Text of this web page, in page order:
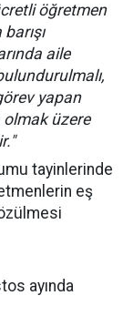
öğretmen
aile
yapan
üzere
tayinlerinde
eş
ayında